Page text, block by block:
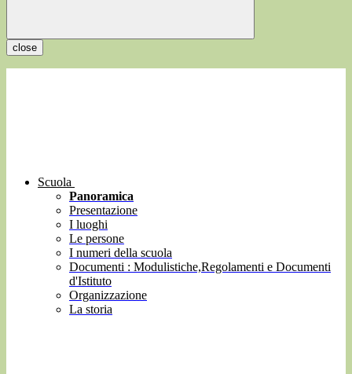
close
Scuola
Panoramica
Presentazione
I luoghi
Le persone
I numeri della scuola
Documenti : Modulistiche,Regolamenti e Documenti
d'Istituto
Organizzazione
La storia